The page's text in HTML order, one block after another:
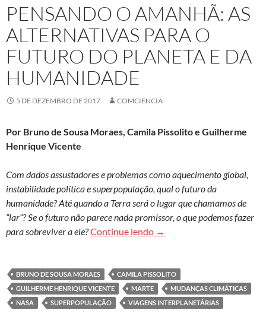
PENSANDO O AMANHÃ: AS
ALTERNATIVAS PARA O
FUTURO DO PLANETA E DA
HUMANIDADE
5 DE DEZEMBRO DE 2017 COMCIENCIA
Por Bruno de Sousa Moraes, Camila Pissolitoe Guilherme
Henrique Vicente
Com dados assustadores e problemas como aquecimento global,
instabilidade política e superpopulação, qual o futuro da
humanidade? Até quando a Terra será o lugar que chamamos de
“lar”? Se o futuro não parece nada promissor, o que podemos fazer
para sobreviver a ele?Continue lendo Pensando o amanhã: as
→
BRUNO DE SOUSA MORAES
CAMILA PISSOLITO
GUILHERME HENRIQUE VICENTE
MARTE
MUDANÇAS CLIMÁTICAS
NASA
SUPERPOPULAÇÃO VIAGENS INTERPLANETÁRIAS